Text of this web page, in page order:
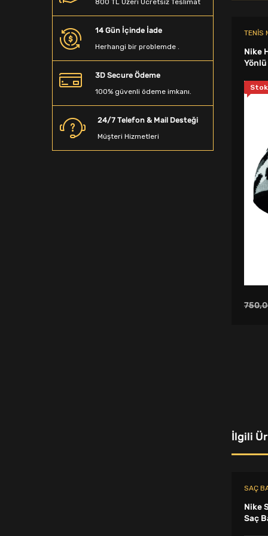
Dalış Aksesuarları
Sporcu Saç Bandı
Kamp Matarası
Boyunluk
Ağırlık Sehpaları
800 TL Üzeri Ücretsiz Teslimat
14 Gün İçinde İade
Herhangi bir problemde .
3D Secure Ödeme
100% güvenli ödeme imkanı.
24/7 Telefon & Mail Desteği
Müşteri Hizmetleri
TENIS
Nike
Yönlü
İlgili
SAÇ
Nike
Saç